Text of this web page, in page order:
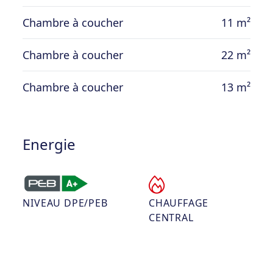
Chambre à coucher 11 m²
Chambre à coucher 22 m²
Chambre à coucher 13 m²
Energie
NIVEAU DPE/PEB
CHAUFFAGE
CENTRAL